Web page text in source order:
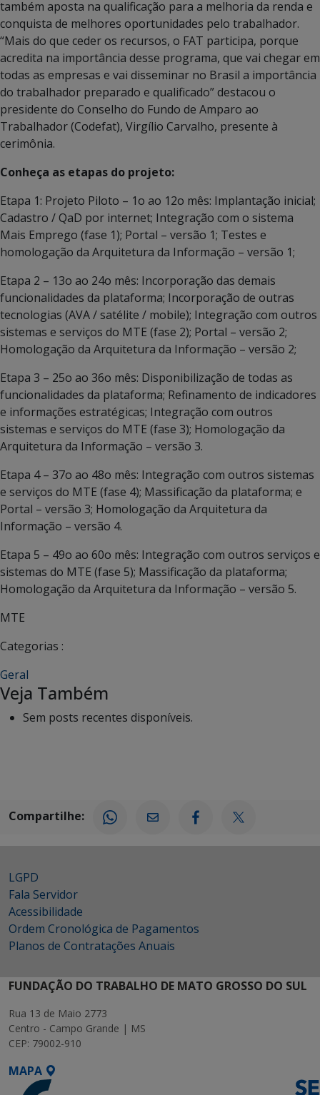
também aposta na qualificação para a melhoria da renda e
conquista de melhores oportunidades pelo trabalhador.
“Mais do que ceder os recursos, o FAT participa, porque
acredita na importância desse programa, que vai chegar em
todas as empresas e vai disseminar no Brasil a importância
do trabalhador preparado e qualificado” destacou o
presidente do Conselho do Fundo de Amparo ao
Trabalhador (Codefat), Virgílio Carvalho, presente à
cerimônia.
Conheça as etapas do projeto:
Etapa 1: Projeto Piloto – 1o ao 12o mês: Implantação inicial;
Cadastro / QaD por internet; Integração com o sistema
Mais Emprego (fase 1); Portal – versão 1; Testes e
homologação da Arquitetura da Informação – versão 1;
Etapa 2 – 13o ao 24o mês: Incorporação das demais
funcionalidades da plataforma; Incorporação de outras
tecnologias (AVA / satélite / mobile); Integração com outros
sistemas e serviços do MTE (fase 2); Portal – versão 2;
Homologação da Arquitetura da Informação – versão 2;
Etapa 3 – 25o ao 36o mês: Disponibilização de todas as
funcionalidades da plataforma; Refinamento de indicadores
e informações estratégicas; Integração com outros
sistemas e serviços do MTE (fase 3); Homologação da
Arquitetura da Informação – versão 3.
Etapa 4 – 37o ao 48o mês: Integração com outros sistemas
e serviços do MTE (fase 4); Massificação da plataforma; e
Portal – versão 3; Homologação da Arquitetura da
Informação – versão 4.
Etapa 5 – 49o ao 60o mês: Integração com outros serviços e
sistemas do MTE (fase 5); Massificação da plataforma;
Homologação da Arquitetura da Informação – versão 5.
MTE
Categorias :
Geral
Veja Também
Sem posts recentes disponíveis.
Compartilhe:
LGPD
Fala Servidor
Acessibilidade
Ordem Cronológica de Pagamentos
Planos de Contratações Anuais
FUNDAÇÃO DO TRABALHO DE MATO GROSSO DO SUL
Rua 13 de Maio 2773
Centro - Campo Grande | MS
CEP: 79002-910
MAPA